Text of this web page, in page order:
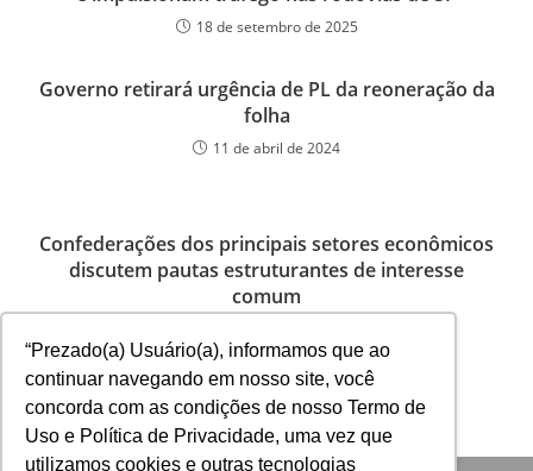
“Prezado(a) Usuário(a), informamos que ao
continuar navegando em nosso site, você
concorda com as condições de nosso Termo de
Uso e Política de Privacidade, uma vez que
utilizamos cookies e outras tecnologias
18 de setembro de 2025
Governo retirará urgência de PL da reoneração da
folha
11 de abril de 2024
Confederações dos principais setores econômicos
discutem pautas estruturantes de interesse
comum